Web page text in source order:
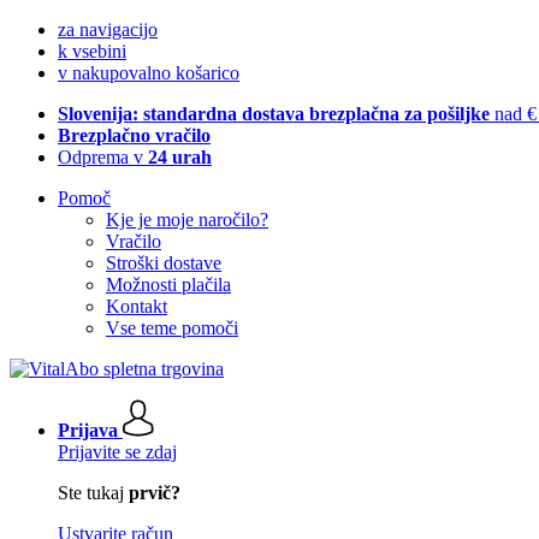
za navigacijo
k vsebini
v nakupovalno košarico
Slovenija: standardna dostava brezplačna za pošiljke nad
Brezplačno vračilo
Odprema v 24 urah
Pomoč
Kje je moje naročilo?
Vračilo
Stroški dostave
Možnosti plačila
Kontakt
Vse teme pomoči
Prijava
Prijavite se zdaj
Ste tukaj prvič?
Ustvarite račun